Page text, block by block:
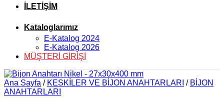
İLETİŞİM
Kataloglarımız
E-Katalog 2024
E-Katalog 2026
MÜŞTERİ GİRİŞİ
Ana Sayfa / KESKİLER VE BİJON ANAHTARLARI / BİJON
ANAHTARLARI